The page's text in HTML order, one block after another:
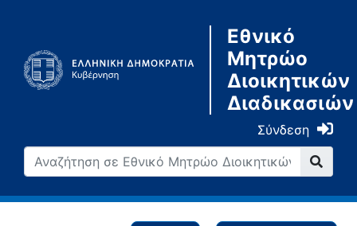
Εθνικό
Μητρώο
Διοικητικών
Διαδικασιών
Σύνδεση